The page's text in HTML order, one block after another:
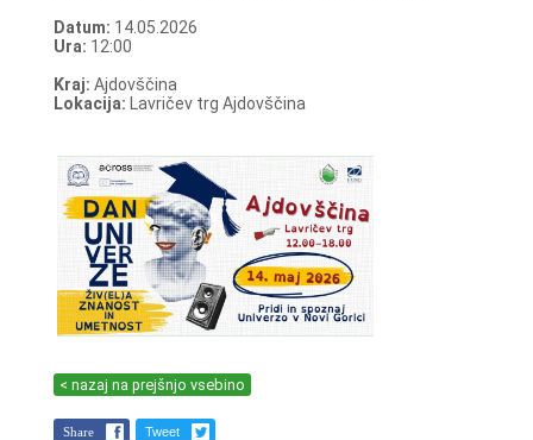
Datum: 14.05.2026
Ura: 12:00
Kraj: Ajdovščina
Lokacija: Lavričev trg Ajdovščina
< nazaj na prejšnjo vsebino
Share Tweet